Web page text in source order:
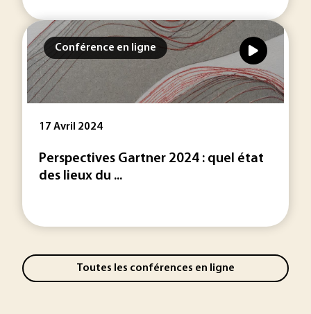
Conférence en ligne
17 Avril 2024
Perspectives Gartner 2024 : quel état
des lieux du ...
Toutes les conférences en ligne